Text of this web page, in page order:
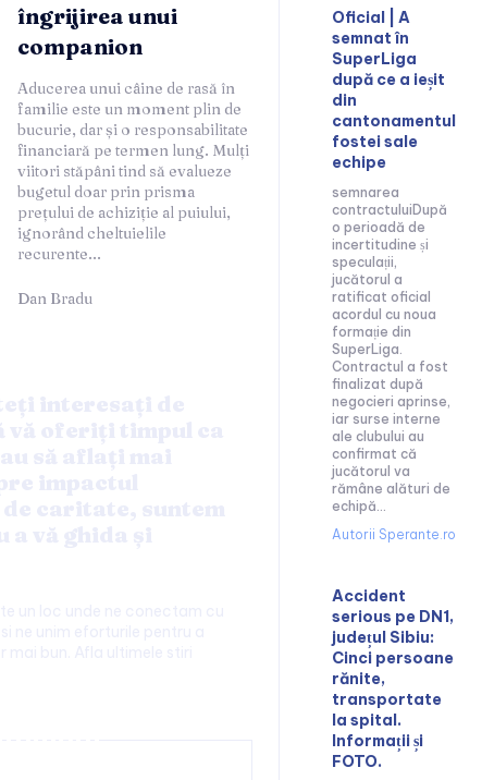
îngrijirea unui
companion
Aducerea unui câine de rasă în
familie este un moment plin de
bucurie, dar și o responsabilitate
financiară pe termen lung. Mulți
viitori stăpâni tind să evalueze
bugetul doar prin prisma
prețului de achiziție al puiului,
ignorând cheltuielile
recurente...
Dan Bradu
Oficial | A
semnat în
SuperLiga
după ce a ieșit
din
cantonamentul
fostei sale
echipe
semnarea
contractuluiDupă
o perioadă de
incertitudine și
speculații,
jucătorul a
ratificat oficial
acordul cu noua
formație din
SuperLiga.
Contractul a fost
finalizat după
negocieri aprinse,
iar surse interne
ale clubului au
confirmat că
jucătorul va
rămâne alături de
echipă...
Autorii Sperante.ro
Accident
serious pe DN1,
județul Sibiu:
Cinci persoane
rănite,
transportate
la spital.
Informații și
FOTO.